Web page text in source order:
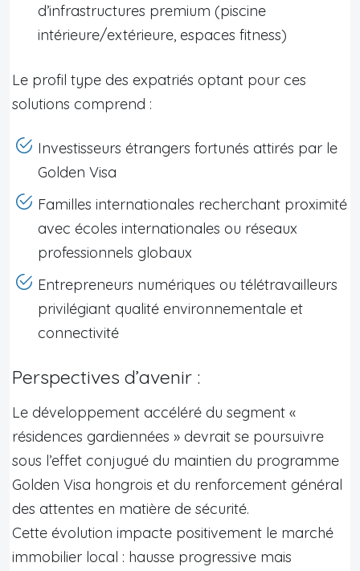
d’infrastructures premium (piscine
intérieure/extérieure, espaces fitness)
Le profil type des expatriés optant pour ces
solutions comprend :
Investisseurs étrangers fortunés attirés par le
Golden Visa
Familles internationales recherchant proximité
avec écoles internationales ou réseaux
professionnels globaux
Entrepreneurs numériques ou télétravailleurs
privilégiant qualité environnementale et
connectivité
Perspectives d’avenir :
Le développement accéléré du segment «
résidences gardiennées » devrait se poursuivre
sous l’effet conjugué du maintien du programme
Golden Visa hongrois et du renforcement général
des attentes en matière de sécurité.
Cette évolution impacte positivement le marché
immobilier local : hausse progressive mais